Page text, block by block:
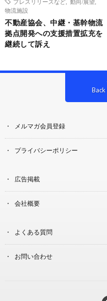
プレスリリースなど
動向/展望
物流施設
不動産協会、中継・基幹物流
拠点開発への支援措置拡充を
継続して訴え
メルマガ会員登録
プライバシーポリシー
広告掲載
会社概要
よくある質問
お問い合わせ